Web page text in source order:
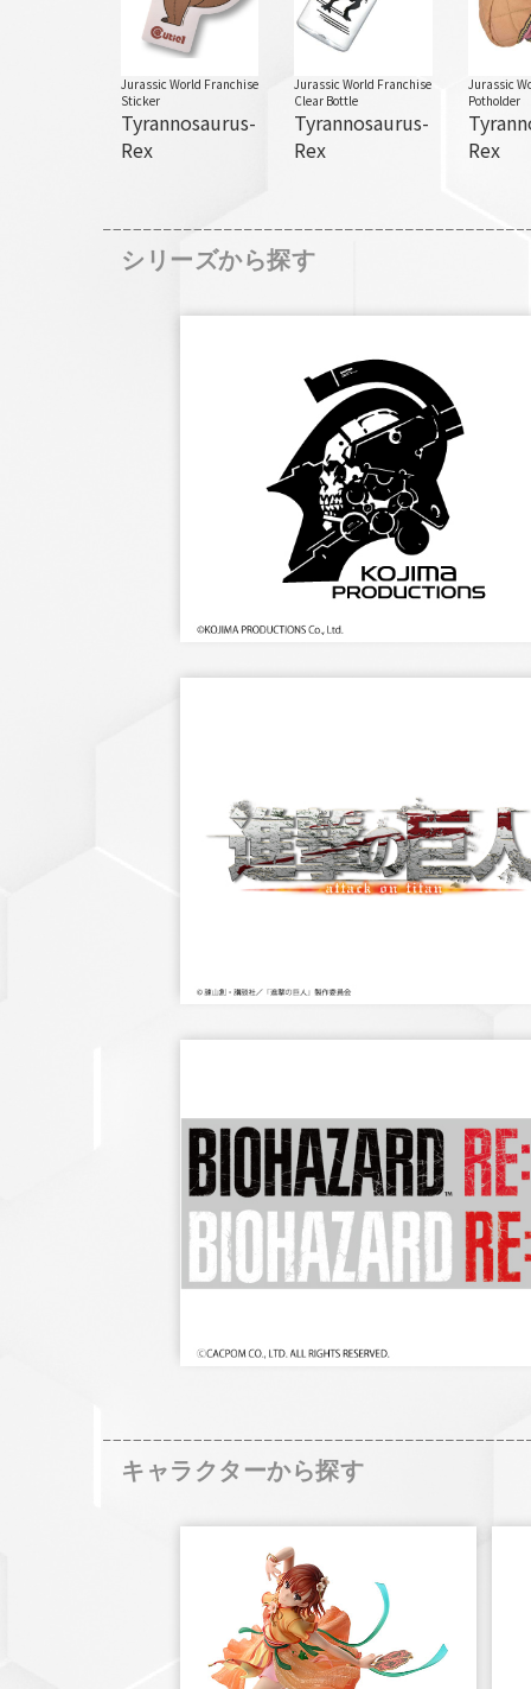
Jurassic World Franchise
Sticker
Tyrannosaurus-
Rex
Jurassic World Franchise
Clear Bottle
Tyrannosaurus-
Rex
Jurassic
Potholder
Rex
シリーズから探す
キャラクターから探す